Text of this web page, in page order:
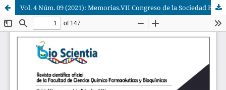
Vol. 4 Núm. 09 (2021): Memorias.VII Congreso de la Sociedad Boliviana de Entomología